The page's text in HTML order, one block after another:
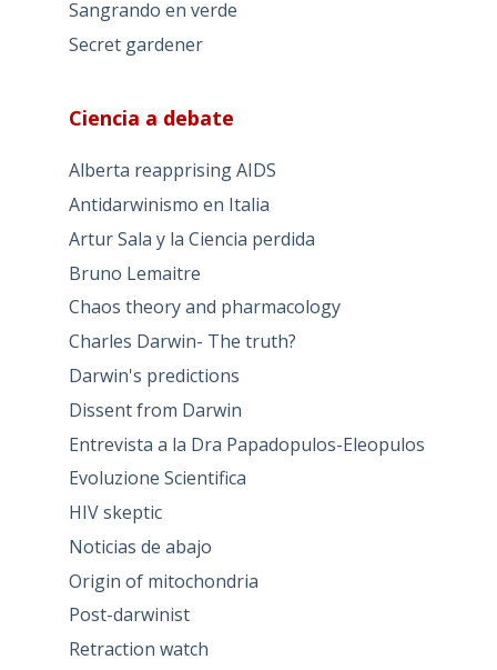
Sangrando en verde
Secret gardener
Ciencia a debate
Alberta reapprising AIDS
Antidarwinismo en Italia
Artur Sala y la Ciencia perdida
Bruno Lemaitre
Chaos theory and pharmacology
Charles Darwin- The truth?
Darwin's predictions
Dissent from Darwin
Entrevista a la Dra Papadopulos-Eleopulos
Evoluzione Scientifica
HIV skeptic
Noticias de abajo
Origin of mitochondria
Post-darwinist
Retraction watch